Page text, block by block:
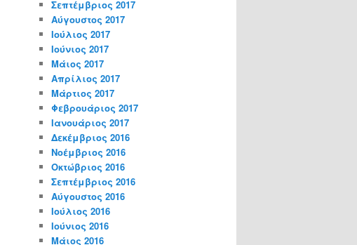
Σεπτέμβριος 2017
Αύγουστος 2017
Ιούλιος 2017
Ιούνιος 2017
Μάιος 2017
Απρίλιος 2017
Μάρτιος 2017
Φεβρουάριος 2017
Ιανουάριος 2017
Δεκέμβριος 2016
Νοέμβριος 2016
Οκτώβριος 2016
Σεπτέμβριος 2016
Αύγουστος 2016
Ιούλιος 2016
Ιούνιος 2016
Μάιος 2016